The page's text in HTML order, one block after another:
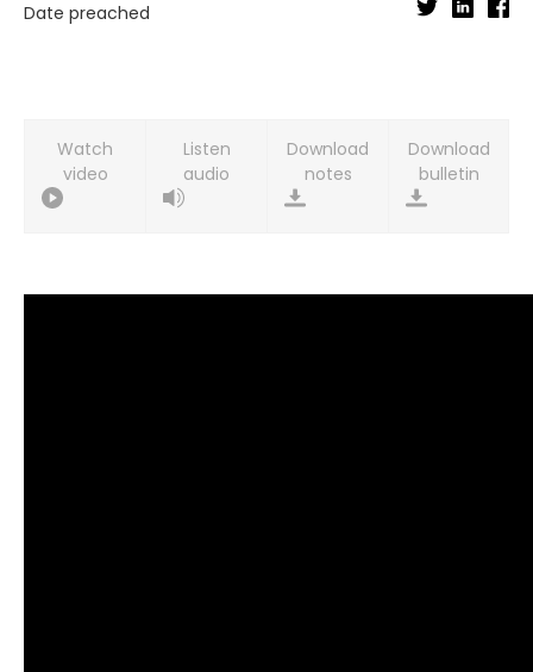
Date preached
Watch
video
Listen
audio
Download
notes
Download
bulletin